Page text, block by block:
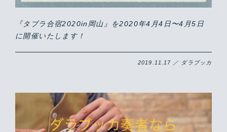
『タブラ合宿2020in岡山』を2020年4月4日〜4月5日
に開催いたします！
2019.11.17 ／ ダラブッカ